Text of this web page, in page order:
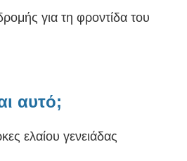
για τη φροντίδα του
αυτό;
ελαίου γενειάδας